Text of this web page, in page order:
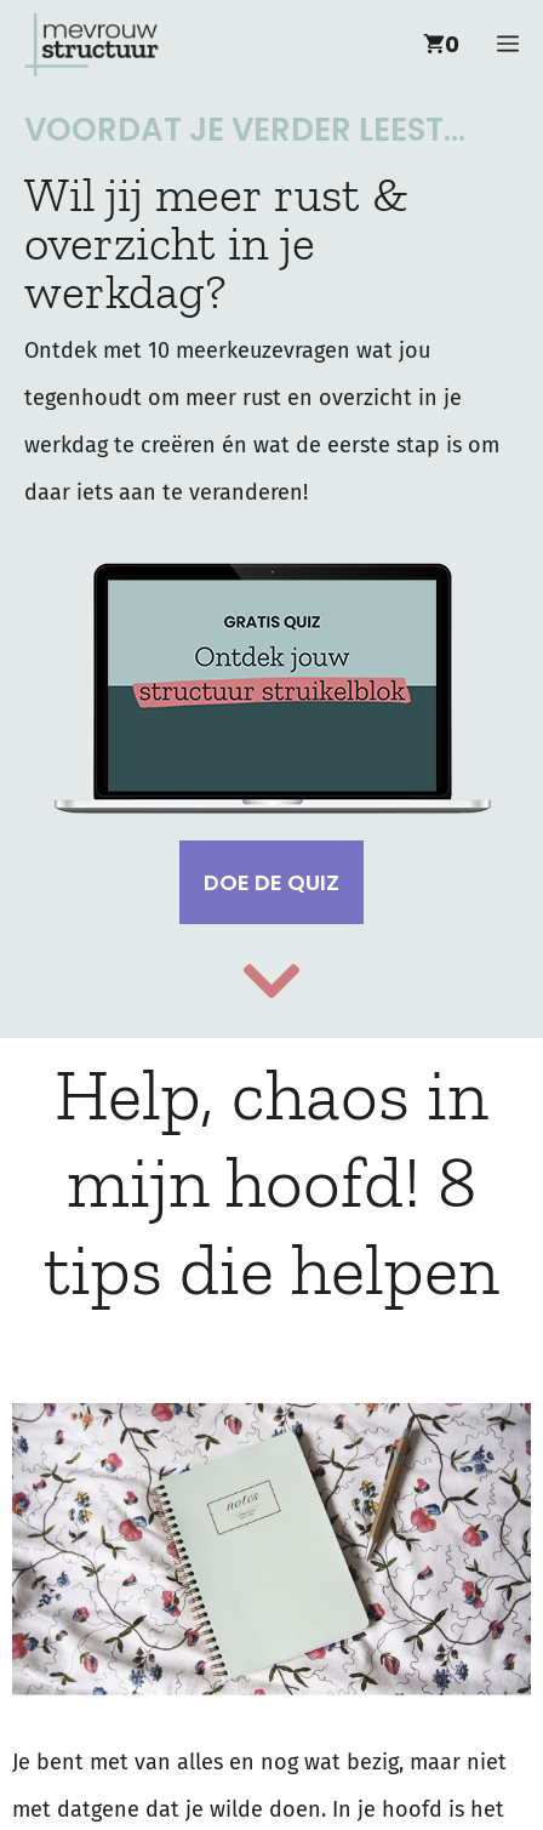
naar
0
VOORDAT JE VERDER LEEST...
Wil jij meer rust &
overzicht in je
werkdag?
Ontdek met 10 meerkeuzevragen wat jou
tegenhoudt om meer rust en overzicht in je
werkdag te creëren én wat de eerste stap is om
daar iets aan te veranderen!
DOE DE QUIZ
Help, chaos in
mijn hoofd! 8
tips die helpen
Je bent met van alles en nog wat bezig, maar niet
met datgene dat je wilde doen. In je hoofd is het